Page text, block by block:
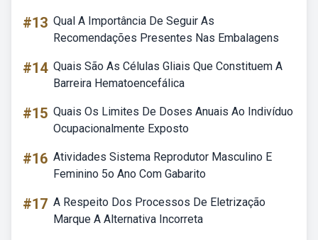
#13 Qual A Importância De Seguir As
Recomendações Presentes Nas Embalagens
#14 Quais São As Células Gliais Que Constituem A
Barreira Hematoencefálica
#15 Quais Os Limites De Doses Anuais Ao Indivíduo
Ocupacionalmente Exposto
#16 Atividades Sistema Reprodutor Masculino E
Feminino 5o Ano Com Gabarito
#17 A Respeito Dos Processos De Eletrização
Marque A Alternativa Incorreta